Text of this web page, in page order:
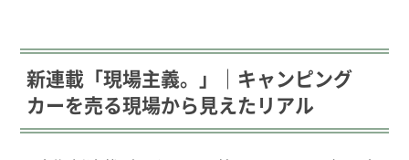
新連載「現場主義。」｜キャンピング
カーを売る現場から見えたリアル